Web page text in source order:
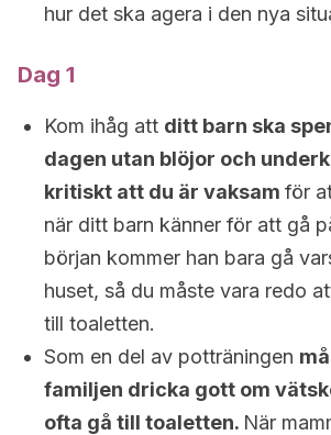
hur det ska agera i den nya
Dag 1
Kom ihåg att ditt barn ska
dagen utan blöjor och
kritiskt att du är vaksam för
när ditt barn känner för att gå
början kommer han bara gå
huset, så du måste vara redo
till toaletten.
Som en del av potträningen
familjen dricka gott om
ofta gå till toaletten. När